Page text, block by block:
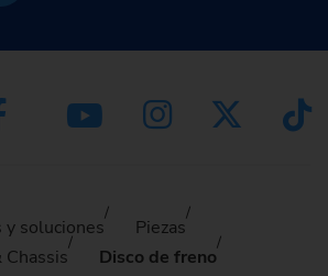
y soluciones
Piezas
Chassis
Disco de freno